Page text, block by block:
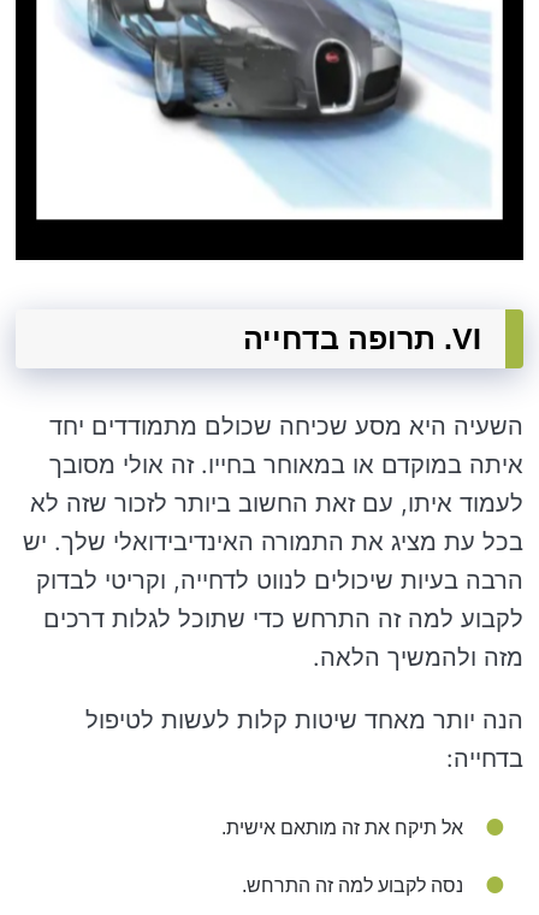
VI. תרופה בדחייה
השעיה היא מסע שכיחה שכולם מתמודדים יחד
איתה במוקדם או במאוחר בחייו. זה אולי מסובך
לעמוד איתו, עם זאת החשוב ביותר לזכור שזה לא
בכל עת מציג את התמורה האינדיבידואלי שלך. יש
הרבה בעיות שיכולים לנווט לדחייה, וקריטי לבדוק
לקבוע למה זה התרחש כדי שתוכל לגלות דרכים
מזה ולהמשיך הלאה.
הנה יותר מאחד שיטות קלות לעשות לטיפול
בדחייה:
אל תיקח את זה מותאם אישית.
נסה לקבוע למה זה התרחש.